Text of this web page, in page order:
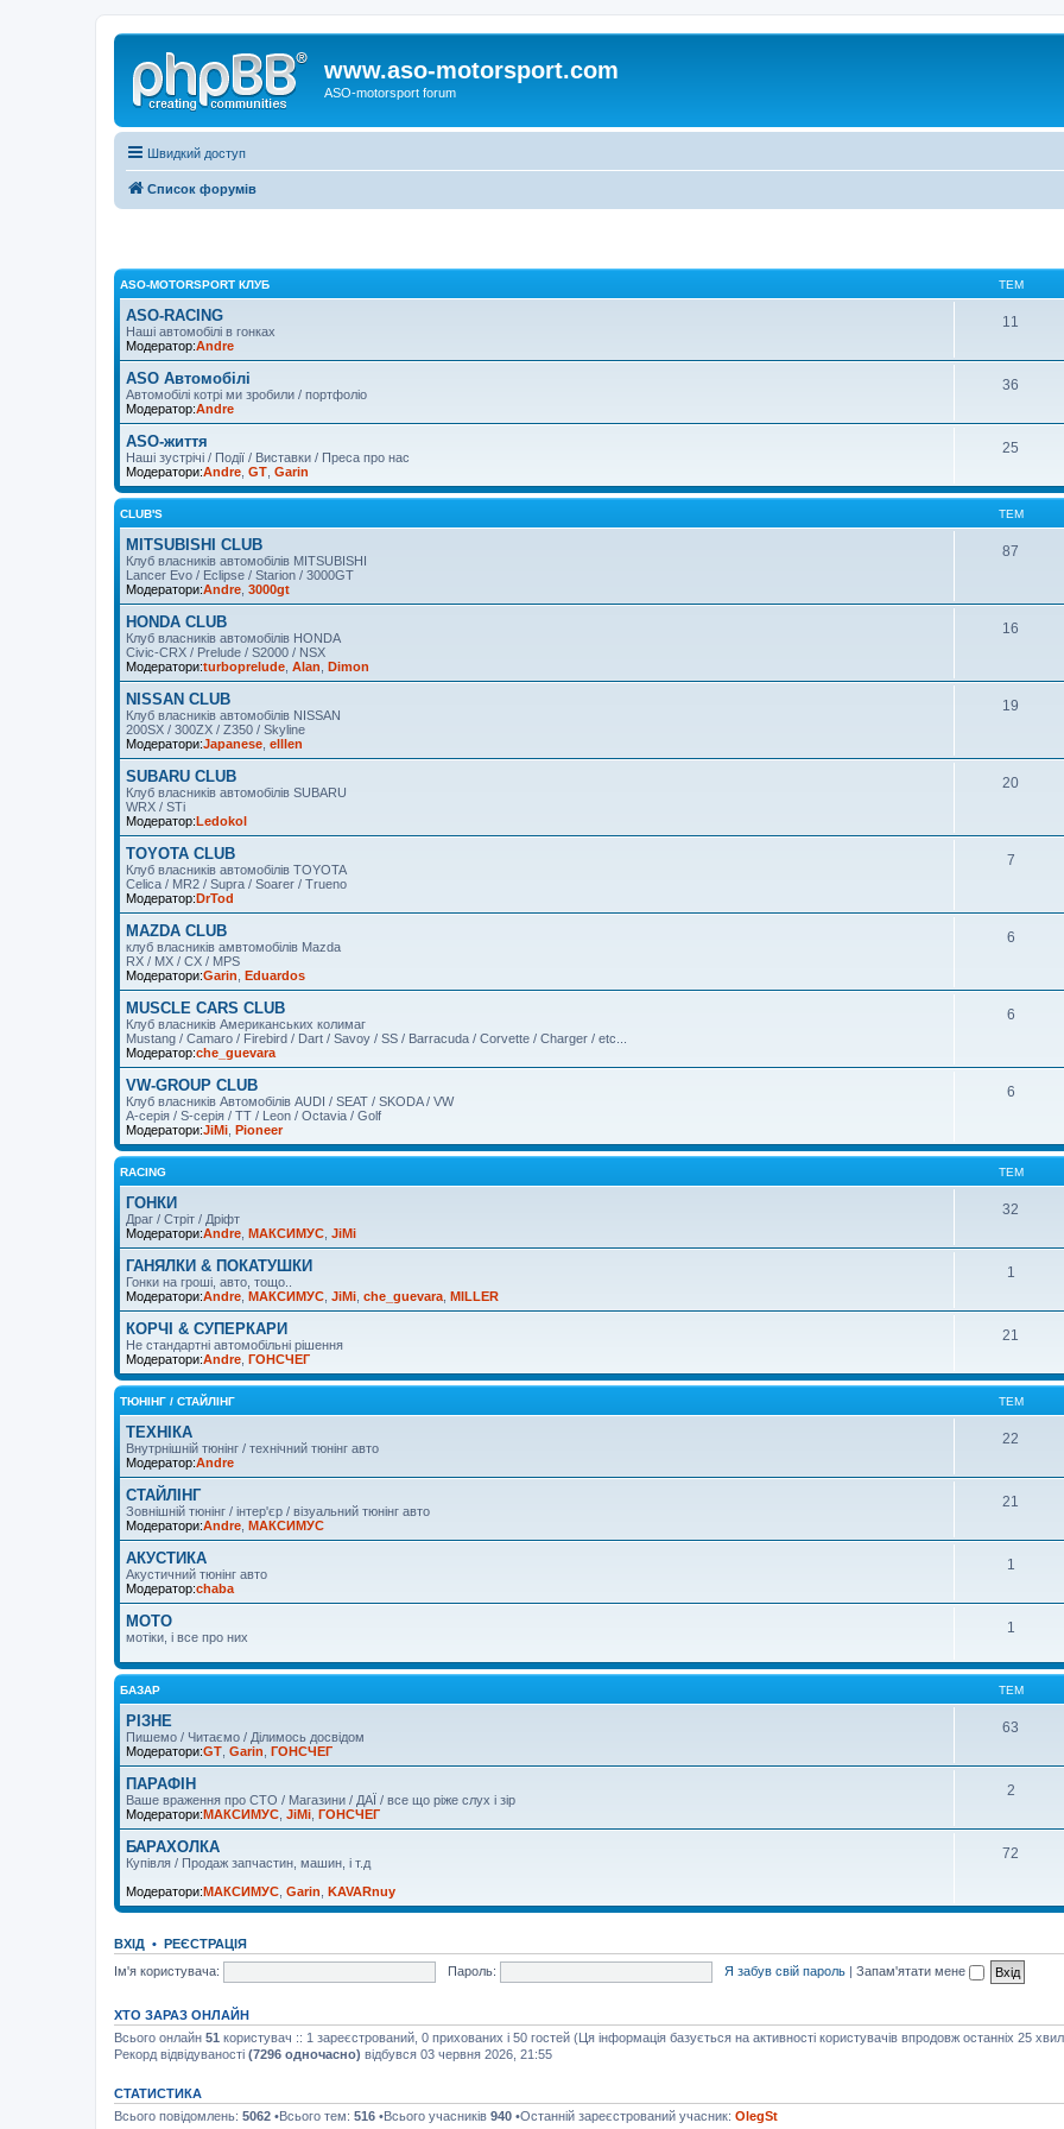
www.aso-motorsport.com
ASO-motorsport forum
Швидкий доступ
Список форумів
ASO-MOTORSPORT КЛУБ ТЕМ
ASO-RACING
Наші автомобілі в гонках
Модератор:Andre
11
ASO Автомобілі
Автомобілі котрі ми зробили / портфоліо
Модератор:Andre
36
ASO-життя
Наші зустрічі / Події / Виставки / Преса про нас
Модератори:Andre GT Garin
25
CLUB'S ТЕМ
MITSUBISHI CLUB
Клуб власників автомобілів MITSUBISHI
Lancer Evo / Eclipse / Starion / 3000GT
Модератори:Andre 3000gt
87
HONDA CLUB
Клуб власників автомобілів HONDA
Civic-CRX / Prelude / S2000 / NSX
Модератори:turboprelude Alan Dimon
16
NISSAN CLUB
Клуб власників автомобілів NISSAN
200SX / 300ZX / Z350 / Skyline
Модератори:Japanese elllen
19
SUBARU CLUB
Клуб власників автомобілів SUBARU
WRX / STi
Модератор:Ledokol
20
TOYOTA CLUB
Клуб власників автомобілів TOYOTA
Celica / MR2 / Supra / Soarer / Trueno
Модератор:DrTod
7
MAZDA CLUB
клуб власників амвтомобілів Mazda
RX / MX / CX / MPS
Модератори:Garin Eduardos
6
MUSCLE CARS CLUB
Клуб власників Американських колимаг
Mustang / Camaro / Firebird / Dart / Savoy / SS / Barracuda / Corvette / Charger / etc...
Модератор:che_guevara
6
VW-GROUP CLUB
Клуб власників Автомобілів AUDI / SEAT / SKODA / VW
A-серія / S-серія / TT / Leon / Octavia / Golf
Модератори:JiMi Pioneer
6
RACING ТЕМ
ГОНКИ
Драг / Стріт / Дріфт
Модератори:Andre МАКСИМУС JiMi
32
ГАНЯЛКИ & ПОКАТУШКИ
Гонки на гроші, авто, тощо..
Модератори:Andre МАКСИМУС JiMi che_guevara MILLER
1
КОРЧІ & СУПЕРКАРИ
Не стандартні автомобільні рішення
Модератори:Andre ГОНСЧЕГ
21
ТЮНІНГ / СТАЙЛІНГ ТЕМ
ТЕХНІКА
Внутрнішній тюнінг / технічний тюнінг авто
Модератор:Andre
22
СТАЙЛІНГ
Зовнішній тюнінг / інтер'єр / візуальний тюнінг авто
Модератори:Andre МАКСИМУС
21
АКУСТИКА
Акустичний тюнінг авто
Модератор:chaba
1
MOTO
мотіки, і все про них
1
БАЗАР ТЕМ
РІЗНЕ
Пишемо / Читаємо / Ділимось досвідом
Модератори:GT Garin ГОНСЧЕГ
63
ПАРАФІН
Ваше враження про СТО / Магазини / ДАЇ / все що ріже слух і зір
Модератори:МАКСИМУС JiMi ГОНСЧЕГ
2
БАРАХОЛКА
Купівля / Продаж запчастин, машин, і т.д
Модератори:МАКСИМУС Garin KAVARnuy
72
ВХІД • РЕЄСТРАЦІЯ
Ім'я користувача:
Пароль: Я забув свій пароль | Запам'ятати мене
ХТО ЗАРАЗ ОНЛАЙН
Всього онлайн 51 користувач :: 1 зареєстрований, 0 прихованих і 50 гостей (Ця інформація базується на активності користувачів впродовж останніх 25
Рекорд відвідуваності (7296 одночасно) відбувся 03 червня 2026, 21:55
СТАТИСТИКА
Всього повідомлень: 5062 •Всього тем: 516 •Всього учасників 940 •Останній зареєстрований учасник: OlegSt